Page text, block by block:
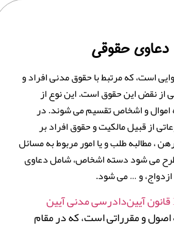
دعاوی حقوقی
است، که مرتبط با حقوق مدنی افراد و
نقض این حقوق است. این نوع از
و اشخاص تقسیم می شوند. در
از قبیل مالکیت و حقوق افراد بر
، مطالبه طلب و یا امور مربوط به مسائل
می شود دسته اشخاص، شامل دعاوی
و … می شود.
1 قانون آیین‌دادرسی مدنی آیین
و مقرراتی است، که در مقام